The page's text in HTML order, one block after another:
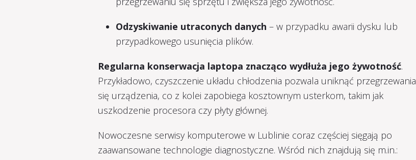
Odzyskiwanie utraconych danych – w przypadku awarii dysku lub
przypadkowego usunięcia plików.
Regularna konserwacja laptopa znacząco wydłuża jego żywotność.
Przykładowo, czyszczenie układu chłodzenia pozwala uniknąć przegrzewania
się urządzenia, co z kolei zapobiega kosztownym usterkom, takim jak
uszkodzenie procesora czy płyty głównej.
Nowoczesne serwisy komputerowe w Lublinie coraz częściej sięgają po
zaawansowane technologie diagnostyczne. Wśród nich znajdują się m.in.: